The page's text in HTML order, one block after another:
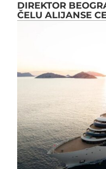
DIREKTOR
ČELU ALIJANSE